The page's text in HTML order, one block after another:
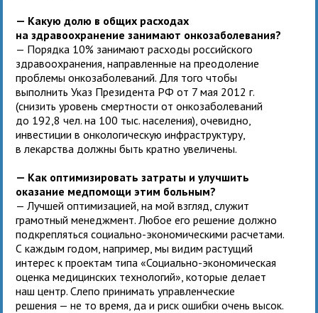
— Какую долю в общих расходах
на здравоохранение занимают онкозаболевания?
— Порядка 10% занимают расходы российского
здравоохранения, направленные на преодоление
проблемы онкозаболеваний. Для того чтобы
выполнить Указ Президента РФ от 7 мая 2012 г.
(снизить уровень смертности от онкозаболеваний
до 192,8 чел. на 100 тыс. населения), очевидно,
инвестиции в онкологическую инфраструктуру,
в лекарства должны быть кратно увеличены.
— Как оптимизировать затраты и улучшить
оказание медпомощи этим больным?
— Лучшей оптимизацией, на мой взгляд, служит
грамотный менеджмент. Любое его решение должно
подкрепляться социально-экономическими расчетами.
С каждым годом, например, мы видим растущий
интерес к проектам типа «Социально-экономическая
оценка медицинских технологий», которые делает
наш центр. Слепо принимать управленческие
решения — не то время, да и риск ошибки очень высок.